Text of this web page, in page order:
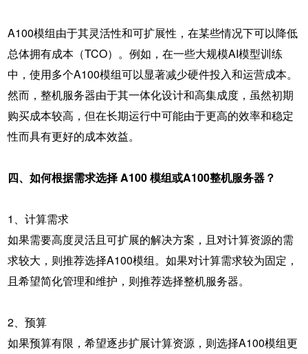
A100模组由于其灵活性和可扩展性，在某些情况下可以降低
总体拥有成本（TCO）。例如，在一些大规模AI模型训练
中，使用多个A100模组可以显著减少硬件投入和运营成本。
然而，整机服务器由于其一体化设计和高集成度，虽然初期
购买成本较高，但在长期运行中可能由于更高的效率和稳定
性而具有更好的成本效益。
四、如何根据需求选择 A100 模组或A100整机服务器？
1、计算需求
如果需要高度灵活且可扩展的解决方案，且对计算资源的需
求较大，则推荐选择A100模组。如果对计算需求较为固定，
且希望简化管理和维护，则推荐选择整机服务器。
2、预算
如果预算有限，希望逐步扩展计算资源，则选择A100模组更